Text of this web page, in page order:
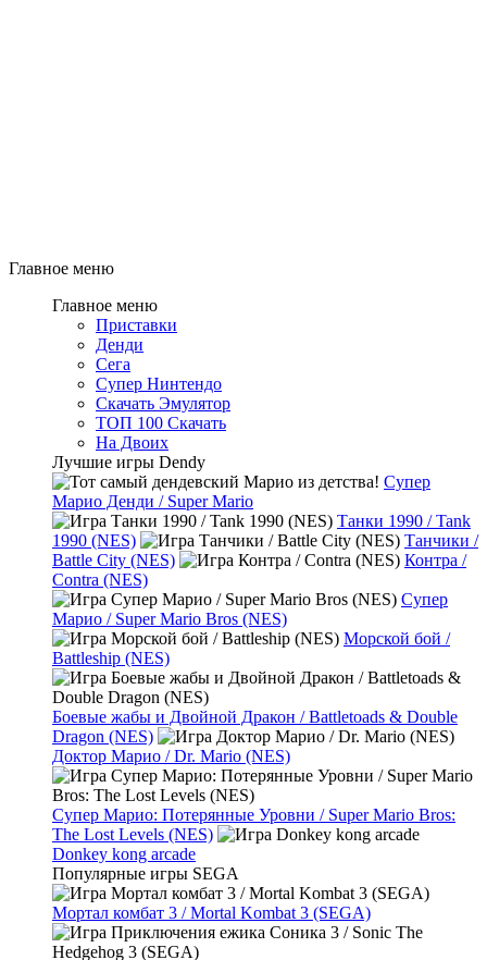
Главное меню
Главное меню
Приставки
Денди
Сега
Супер Нинтендо
Скачать Эмулятор
ТОП 100 Скачать
На Двоих
Лучшие игры Dendy
Супер
Марио Денди / Super Mario
Танки 1990 / Tank
1990 (NES)
Танчики /
Battle City (NES)
Контра /
Contra (NES)
Супер
Марио / Super Mario Bros (NES)
Морской бой /
Battleship (NES)
Боевые жабы и Двойной Дракон / Battletoads & Double
Dragon (NES)
Доктор Марио / Dr. Mario (NES)
Супер Марио: Потерянные Уровни / Super Mario Bros:
The Lost Levels (NES)
Donkey kong arcade
Популярные игры SEGA
Мортал комбат 3 / Mortal Kombat 3 (SEGA)